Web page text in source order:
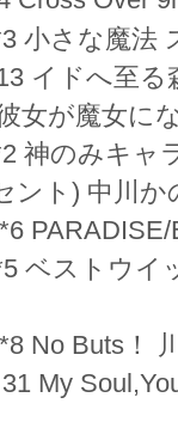
小さな魔法
イドへ至
女が魔女に
神のみキャ
ント) 中川か
ベストウ
No Buts！
My